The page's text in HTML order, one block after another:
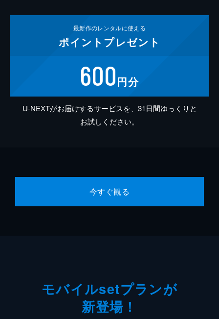
最新作のレンタルに使える
ポイント プレゼント
600円分
U-NEXTがお届けするサービスを、31日間ゆっくりと
お試しください。
今すぐ観る
モバイルsetプランが
新登場！